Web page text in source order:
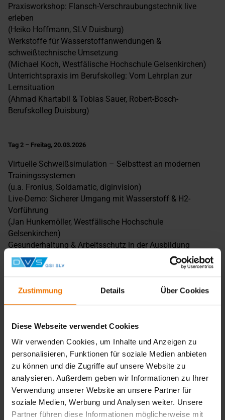
Zustimmung Details Über Cookies
Diese Webseite verwendet Cookies
Wir verwenden Cookies, um Inhalte und Anzeigen zu
personalisieren, Funktionen für soziale Medien anbieten
zu können und die Zugriffe auf unsere Website zu
analysieren. Außerdem geben wir Informationen zu Ihrer
Verwendung unserer Website an unsere Partner für
soziale Medien, Werbung und Analysen weiter. Unsere
Partner führen diese Informationen möglicherweise mit
Praxisworkshop: Flansch-Verschraubungstechnik live
erleben
(Heiko Hoffmann, SLV Duisburg)
Werkstoffe für Wasserstoffanwendungen &
schweißtechnische Umsetzung
(Michael Koch, Westfälische Hochschule Gelsenkirchen)
Unterrichtspraxis im Berufskolleg: Vom Lehrplan zur
Lernsituation
(Ahmad Khartabil & Tobias Sauer, Robert-Bosch-
Berufskolleg Duisburg)
Tag 2 – Freitag, 20.03.2026
Virtuelle Schweißsimulation – Selbsttest an modernen
Trainingssystemen
(u.a. Fronius, Soldamatic, diginvision)
Live-Demo: Sicherer Umgang mit Wasserstoff & H2-
Vorführung
(Jan Hunkemöller, Westfälische Hochschule
Gelsenkirchen)
Gesunderhaltung & Arbeitsschutz in der Ausbildung
(Vivien Krieger, Universität Duisburg-Essen)
Wasserstoff-Wartung, Reparatur und Instandhaltung
(Prof. Bernd Noche, Universität Duibsurg-Essen)
Fachvorträge aus Praxis & Wissenschaft
Direkter Wissenstransfer für Ausbildungsbetriebe und
Berufskollegs
Veranstalter & Projektpartner